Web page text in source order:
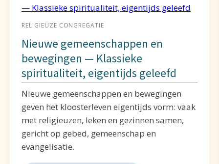
RELIGIEUZE CONGREGATIE
Nieuwe gemeenschappen en
bewegingen — Klassieke
spiritualiteit, eigentijds geleefd
Nieuwe gemeenschappen en bewegingen
geven het kloosterleven eigentijds vorm: vaak
met religieuzen, leken en gezinnen samen,
gericht op gebed, gemeenschap en
evangelisatie.